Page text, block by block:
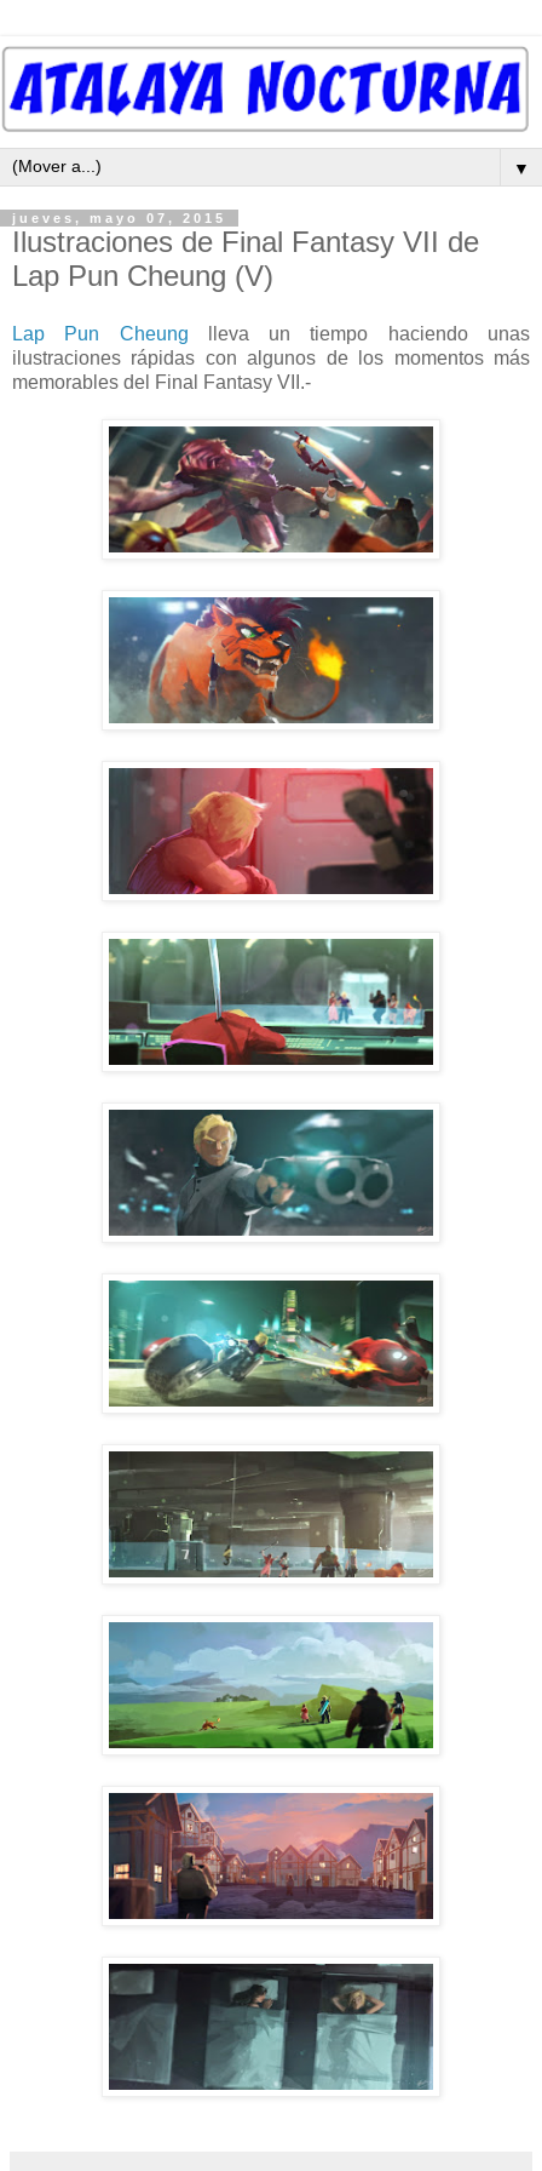
▼
jueves, mayo 07, 2015
Ilustraciones de Final Fantasy VII de
Lap Pun Cheung (V)
Lap Pun Cheung lleva un tiempo haciendo unas
ilustraciones rápidas con algunos de los momentos más
memorables del Final Fantasy VII.-